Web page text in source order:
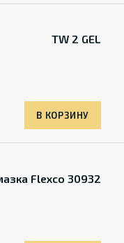
TW 2 GEL
В КОРЗИНУ
Flexco 30932